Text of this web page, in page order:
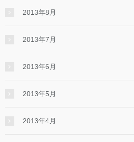
2013年8月
2013年7月
2013年6月
2013年5月
2013年4月